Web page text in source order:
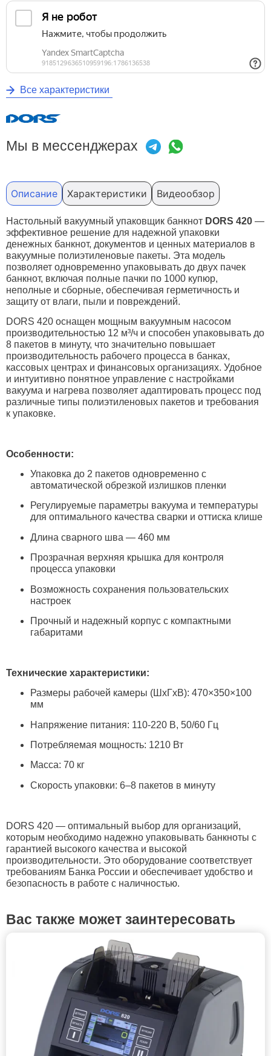
Все характеристики
Мы в мессенджерах
Описание Характеристики Видеообзор
Настольный вакуумный упаковщик банкнот DORS 420 —
эффективное решение для надежной упаковки
денежных банкнот, документов и ценных материалов в
вакуумные полиэтиленовые пакеты. Эта модель
позволяет одновременно упаковывать до двух пачек
банкнот, включая полные пачки по 1000 купюр,
неполные и сборные, обеспечивая герметичность и
защиту от влаги, пыли и повреждений.
DORS 420 оснащен мощным вакуумным насосом
производительностью 12 м³/ч и способен упаковывать до
8 пакетов в минуту, что значительно повышает
производительность рабочего процесса в банках,
кассовых центрах и финансовых организациях. Удобное
и интуитивно понятное управление с настройками
вакуума и нагрева позволяет адаптировать процесс под
различные типы полиэтиленовых пакетов и требования
к упаковке.
Особенности:
Упаковка до 2 пакетов одновременно с
автоматической обрезкой излишков пленки
Регулируемые параметры вакуума и температуры
для оптимального качества сварки и оттиска клише
Длина сварного шва — 460 мм
Прозрачная верхняя крышка для контроля
процесса упаковки
Возможность сохранения пользовательских
настроек
Прочный и надежный корпус с компактными
габаритами
Технические характеристики:
Размеры рабочей камеры (ШхГхВ): 470×350×100
мм
Напряжение питания: 110-220 В, 50/60 Гц
Потребляемая мощность: 1210 Вт
Масса: 70 кг
Скорость упаковки: 6–8 пакетов в минуту
DORS 420 — оптимальный выбор для организаций,
которым необходимо надежно упаковывать банкноты с
гарантией высокого качества и высокой
производительности. Это оборудование соответствует
требованиям Банка России и обеспечивает удобство и
безопасность в работе с наличностью.
Вас также может заинтересовать